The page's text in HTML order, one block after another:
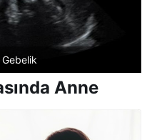
Anne